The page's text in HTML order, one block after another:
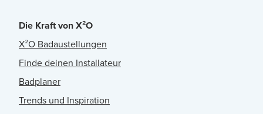
Die Kraft von X²O
X²O Badaustellungen
Finde deinen Installateur
Badplaner
Trends und Inspiration